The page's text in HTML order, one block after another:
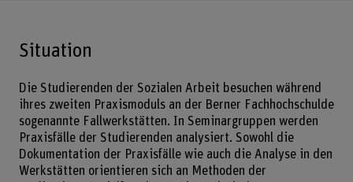
Situation
Die Studierenden der Sozialen Arbeit besuchen während
ihres zweiten Praxismoduls an der Berner Fachhochschulde
sogenannte Fallwerkstätten. In Seminargruppen werden
Praxisfälle der Studierenden analysiert. Sowohl die
Dokumentation der Praxisfälle wie auch die Analyse in den
Werkstätten orientieren sich an Methoden der